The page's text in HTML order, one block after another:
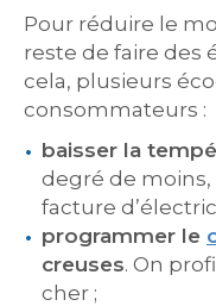
Pour réduire le
reste de faire des
cela, plusieurs
consommateurs :
baisser la
degré de moins,
facture
programmer le
creuses. On
cher ;